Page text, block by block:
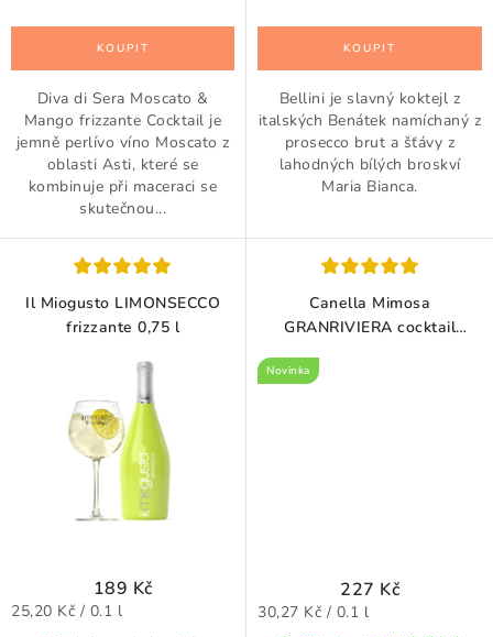
Diva di Sera Moscato &
Mango frizzante Cocktail je
jemně perlívo víno Moscato z
oblasti Asti, které se
kombinuje při maceraci se
skutečnou...
Bellini je slavný koktejl z
italských Benátek namíchaný z
prosecco brut a šťávy z
lahodných bílých broskví
Maria Bianca.
Il Miogusto LIMONSECCO
frizzante 0,75 l
189 Kč
Měrná
25,20 Kč / 0.1 l
Canella Mimosa
GRANRIVIERA cocktail
Novinka
227 Kč
Měrná
30,27 Kč / 0.1 l